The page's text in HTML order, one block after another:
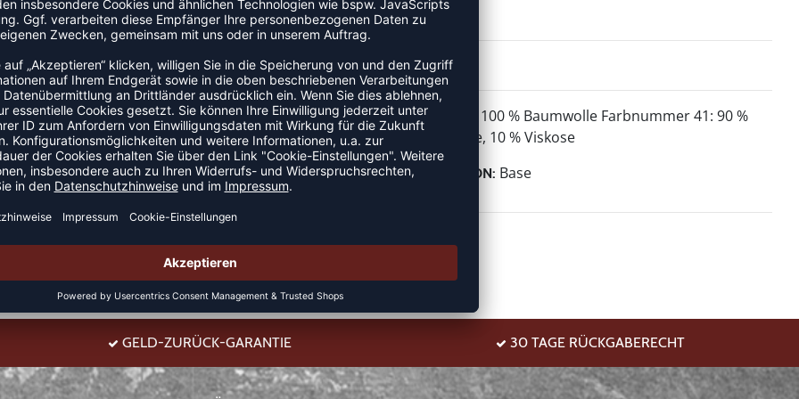
Weicher Griff Einlaufvorbehandelt Polokragen
MATERIAL:
100 % Baumwolle Farbnummer 41: 90 %
Baumwolle, 10 % Viskose
KOLLEKTION: Base
GELD-ZURÜCK-GARANTIE 30 TAGE RÜCKGABERECHT